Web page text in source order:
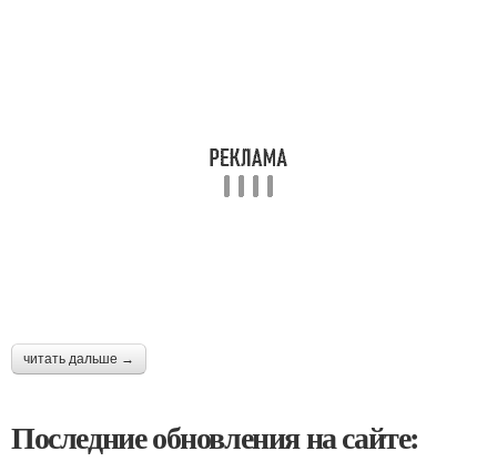
читать дальше →
Последние обновления на сайте: